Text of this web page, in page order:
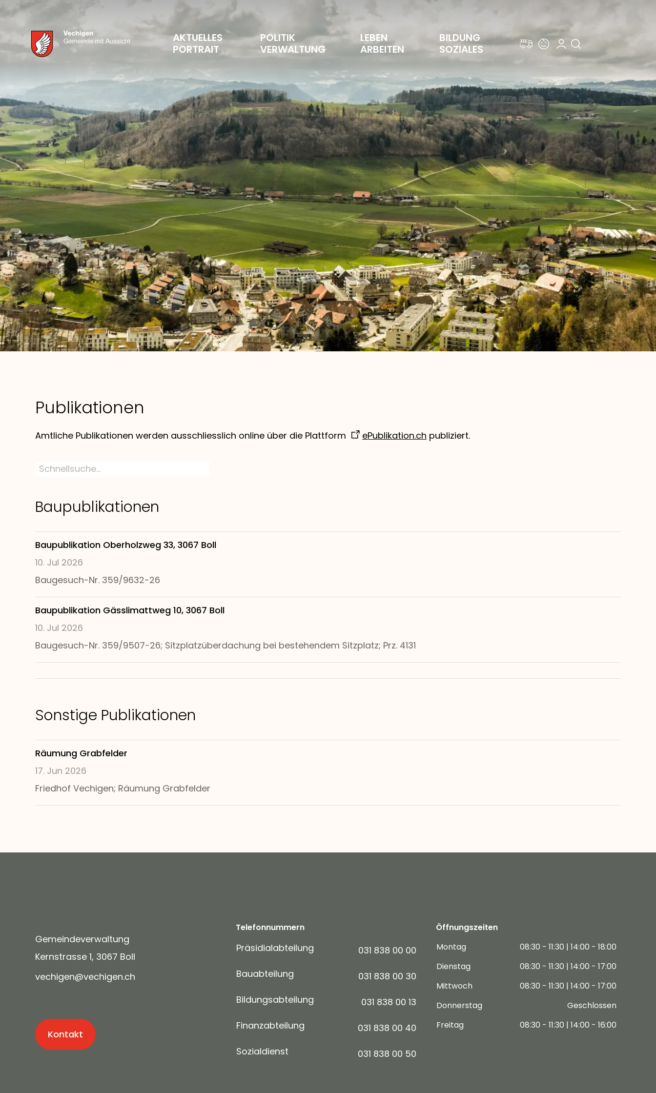
AKTUELLES
PORTRAIT
POLITIK
VERWALTUNG
LEBEN
ARBEITEN
BILDUNG
SOZIALES
Publikationen
Amtliche Publikationen werden ausschliesslich online über die Plattform ePublikation.ch publiziert.
Baupublikationen
Baupublikation Oberholzweg 33, 3067 Boll
10. Jul 2026
Baugesuch-Nr. 359/9632-26
Baupublikation Gässlimattweg 10, 3067 Boll
10. Jul 2026
Baugesuch-Nr. 359/9507-26; Sitzplatzüberdachung bei bestehendem Sitzplatz; Prz. 4131
Sonstige Publikationen
Räumung Grabfelder
17. Jun 2026
Friedhof Vechigen; Räumung Grabfelder
Gemeindeverwaltung
Kernstrasse 1, 3067 Boll
v ch g n v ch g n ch
Kontakt
Telefonnummern
Präsidialabteilung
031 838 00 00
Bauabteilung
031 838 00 30
Bildungsabteilung
031 838 00 13
Finanzabteilung
031 838 00 40
Sozialdienst
031 838 00 50
Öffnungszeiten
Montag
08:30 - 11:30 | 14:00 - 18:00
Dienstag
08:30 - 11:30 | 14:00 - 17:00
Mittwoch
08:30 - 11:30 | 14:00 - 17:00
Donnerstag
Geschlossen
Freitag
08:30 - 11:30 | 14:00 - 16:00